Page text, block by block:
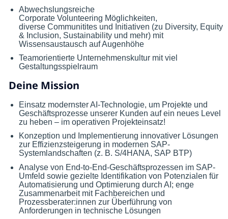
Abwechslungsreiche
Corporate Volunteering Möglichkeiten,
diverse Communitites und Initiativen (zu Diversity, Equity
& Inclusion, Sustainability und mehr) mit
Wissensaustausch auf Augenhöhe
Teamorientierte Unternehmenskultur mit viel
Gestaltungsspielraum
Deine Mission
Einsatz modernster AI-Technologie, um Projekte und
Geschäftsprozesse unserer Kunden auf ein neues Level
zu heben – im operativen Projekteinsatz!
Konzeption und Implementierung innovativer Lösungen
zur Effizienzsteigerung in modernen SAP-
Systemlandschaften (z. B. S/4HANA, SAP BTP)
Analyse von End-to-End-Geschäftsprozessen im SAP-
Umfeld sowie gezielte Identifikation von Potenzialen für
Automatisierung und Optimierung durch AI; enge
Zusammenarbeit mit Fachbereichen und
Prozessberater:innen zur Überführung von
Anforderungen in technische Lösungen